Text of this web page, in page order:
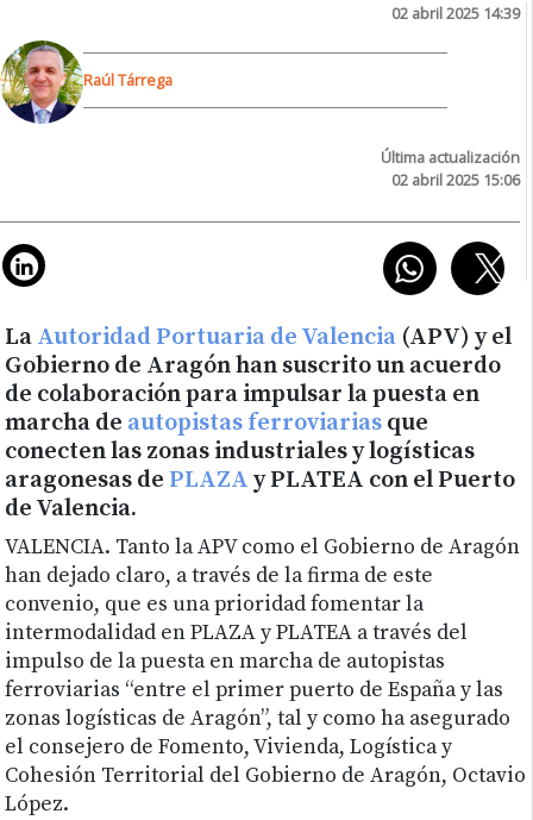
02 abril 2025 14:39
Raúl Tárrega
Última actualización
02 abril 2025 15:06
La Autoridad Portuaria de Valencia (APV) y el
Gobierno de Aragón han suscrito un acuerdo
de colaboración para impulsar la puesta en
marcha de autopistas ferroviarias que
conecten las zonas industriales y logísticas
aragonesas de PLAZAy PLATEA con el Puerto
de Valencia.
VALENCIA. Tanto la APV como el Gobierno de Aragón
han dejado claro, a través de la firma de este
convenio, que es una prioridad fomentar la
intermodalidad en PLAZA y PLATEA a través del
impulso de la puesta en marcha de autopistas
ferroviarias “entre el primer puerto de España y las
zonas logísticas de Aragón”, tal y como ha asegurado
el consejero de Fomento, Vivienda, Logística y
Cohesión Territorial del Gobierno de Aragón, Octavio
López.